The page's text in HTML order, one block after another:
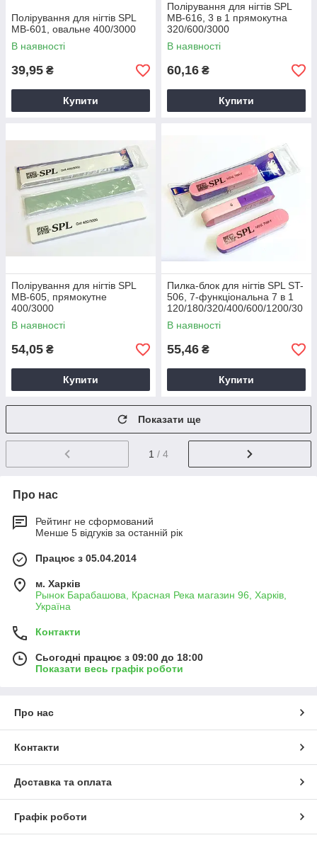
Полірування для нігтів SPL
MB-601, овальне 400/3000
В наявності
39,95 ₴
Купити
Полірування для нігтів SPL
MB-616, 3 в 1 прямокутна
320/600/3000
В наявності
60,16 ₴
Купити
Полірування для нігтів SPL
MB-605, прямокутне
400/3000
В наявності
54,05 ₴
Купити
Пилка-блок для нігтів SPL ST-
506, 7-функціональна 7 в 1
120/180/320/400/600/1200/30
00
В наявності
55,46 ₴
Купити
Показати ще
1 / 4
Про нас
Рейтинг не сформований
Менше 5 відгуків за останній рік
Працює з 05.04.2014
м. Харків
Рынок Барабашова, Красная Река магазин 96, Харків,
Україна
Контакти
Сьогодні працює з 09:00 до 18:00
Показати весь графік роботи
Про нас
Контакти
Доставка та оплата
Графік роботи